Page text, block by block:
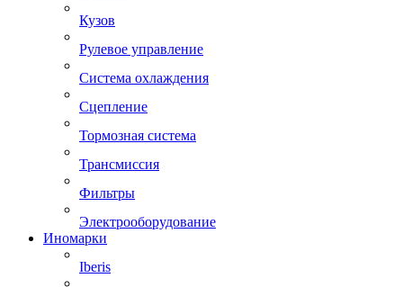
Кузов
Рулевое управление
Система охлаждения
Сцепление
Тормозная система
Трансмиссия
Фильтры
Электрооборудование
Иномарки
Iberis